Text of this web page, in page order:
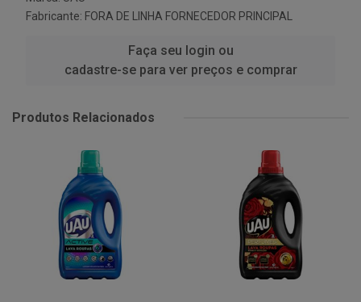
Fabricante: FORA DE LINHA FORNECEDOR PRINCIPAL
Faça seu login ou
cadastre-se para ver preços e comprar
Produtos Relacionados